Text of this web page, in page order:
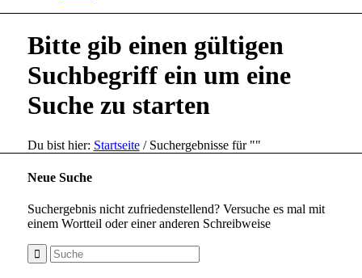
Bitte gib einen gültigen
Suchbegriff ein um eine
Suche zu starten
Du bist hier: Startseite / Suchergebnisse für ""
Neue Suche
Suchergebnis nicht zufriedenstellend? Versuche es mal mit
einem Wortteil oder einer anderen Schreibweise